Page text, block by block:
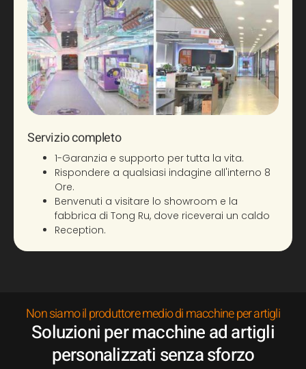
Servizio completo
1-Garanzia e supporto per tutta la vita.
Rispondere a qualsiasi indagine all'interno 8
Ore.
Benvenuti a visitare lo showroom e la
fabbrica di Tong Ru, dove riceverai un caldo
Reception.
Non siamo il produttore medio di macchine per artigli
Soluzioni per macchine ad artigli
personalizzati senza sforzo